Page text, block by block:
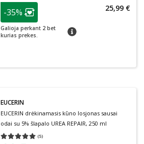
patarimas
Lojalumo klubo narių nuolaida
-35%
Galioja perkant 2 bet
kurias prekes.
patarimas
25,99 €
EUCERIN
EUCERIN drėkinamasis kūno losjonas sausai
odai su 5% šlapalo UREA REPAIR, 250 ml
(5)
Vidutinis įvertinimas 5.00